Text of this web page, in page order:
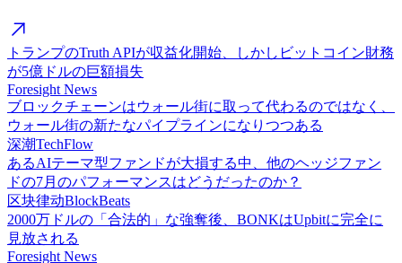
トランプのTruth APIが収益化開始、しかしビットコイン財務
が5億ドルの巨額損失
Foresight News
ブロックチェーンはウォール街に取って代わるのではなく、
ウォール街の新たなパイプラインになりつつある
深潮TechFlow
あるAIテーマ型ファンドが大損する中、他のヘッジファン
ドの7月のパフォーマンスはどうだったのか？
区块律动BlockBeats
2000万ドルの「合法的」な強奪後、BONKはUpbitに完全に
見放される
Foresight News